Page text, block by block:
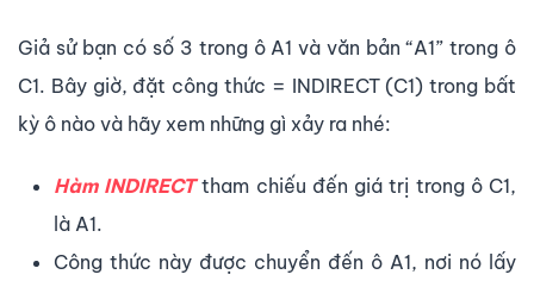
Giả sử bạn có số 3 trong ô A1 và văn bản “A1” trong ô
C1. Bây giờ, đặt công thức = INDIRECT (C1) trong bất
kỳ ô nào và hãy xem những gì xảy ra nhé:
Hàm INDIRECTtham chiếu đến giá trị trong ô C1,
là A1.
Công thức này được chuyển đến ô A1, nơi nó lấy